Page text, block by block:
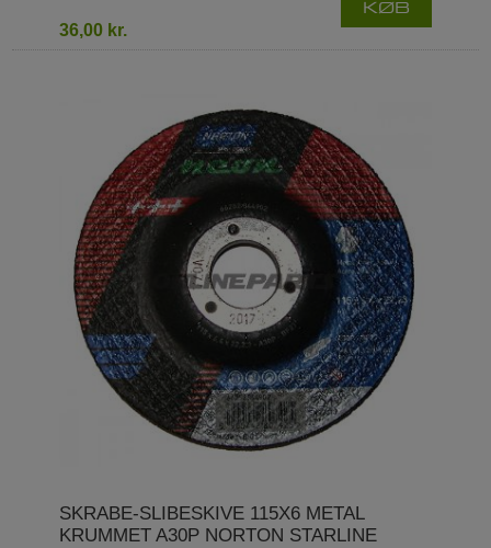
36,00 kr.
KØB
SKRABE-SLIBESKIVE 115X6 METAL
KRUMMET A30P NORTON STARLINE